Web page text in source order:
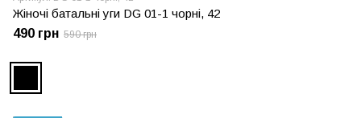
Жіночі батальні уги DG 01-1 чорні, 42
490 грн 590 грн